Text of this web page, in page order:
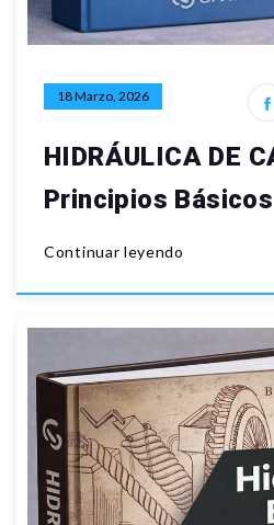
18 Marzo, 2026
HIDRÁULICA DE
Principios Básicos
Continuar leyendo